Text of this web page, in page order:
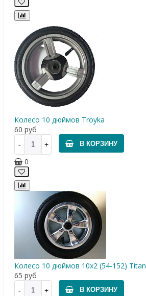
Колесо 10 дюймов Troyka
60 руб
В КОРЗИНУ
0
Колесо 10 дюймов 10х2 (54-152) Titan
65 руб
В КОРЗИНУ